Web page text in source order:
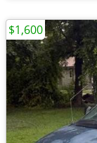
$1,600